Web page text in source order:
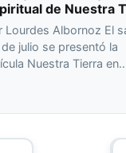
de Nuestra
Lourdes Albornoz El
julio se presentó la
Nuestra Tierra